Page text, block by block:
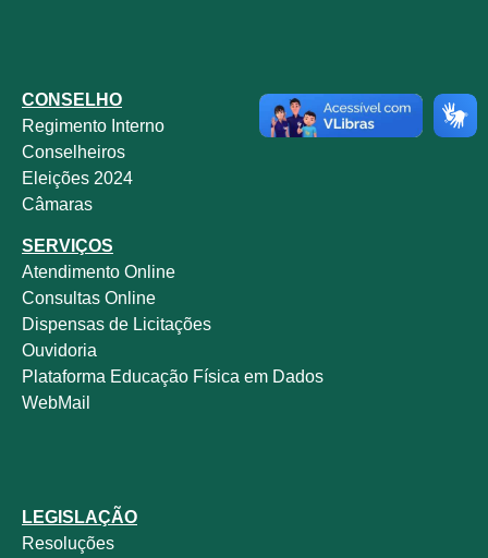
CONSELHO
Regimento Interno
Conselheiros
Eleições 2024
Câmaras
SERVIÇOS
Atendimento Online
Consultas Online
Dispensas de Licitações
Ouvidoria
Plataforma Educação Física em Dados
WebMail
LEGISLAÇÃO
Resoluções